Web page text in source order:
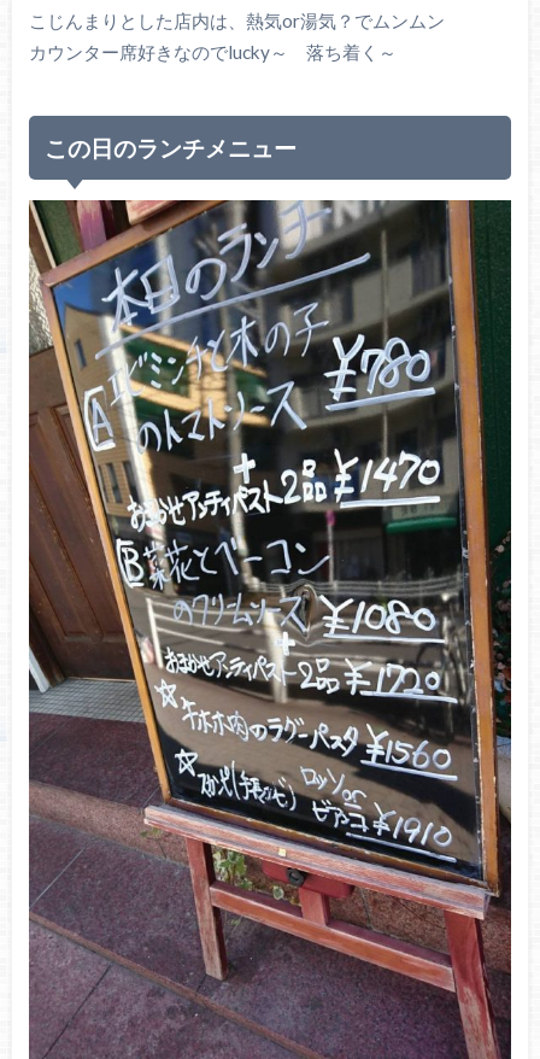
こじんまりとした店内は、熱気or湯気？でムンムン
カウンター席好きなのでlucky～ 落ち着く～
この日のランチメニュー